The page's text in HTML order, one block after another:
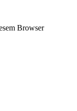
Browser